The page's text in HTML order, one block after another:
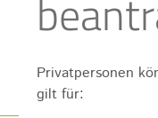
Privatpersonen
gilt für: